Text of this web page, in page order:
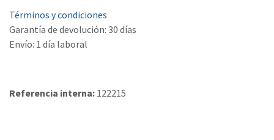
Términos y condiciones
Garantía de devolución: 30 días
Envío: 1 día laboral
Referencia interna: 122215